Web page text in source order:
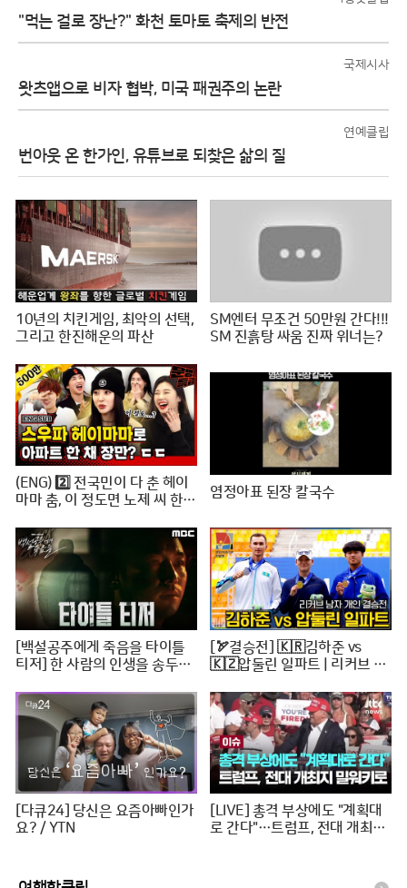
"먹는 걸로 장난?" 화천 토마토 축제의 반전
국제시사
왓츠앱으로 비자 협박, 미국 패권주의 논란
연예클립
번아웃 온 한가인, 유튜브로 되찾은 삶의 질
10년의 치킨게임, 최악의 선택,
그리고 한진해운의 파산
SM엔터 무조건 50만원 간다!!!
SM 진흙탕 싸움 진짜 위너는?
(ENG) 2️⃣ 전국민이 다 춘 헤이
마마 춤, 이 정도면 노제 씨 한강
지? (순수한 궁금증) / [문명특
급 EP.222-2]
염정아표 된장 칼국수
[백설공주에게 죽음을 타이틀
티저] 한 사람의 인생을 송두리
0816 방송
[🏹결승전] 🇰🇷김하준 vs
🇰🇿압둘린 일파트 | 리커브 남
3차 양궁대회]
[다큐24] 당신은 요즘아빠인가
요? / YTN
[LIVE] 총격 부상에도 "계획대
로 간다"…트럼프, 전대 개최지